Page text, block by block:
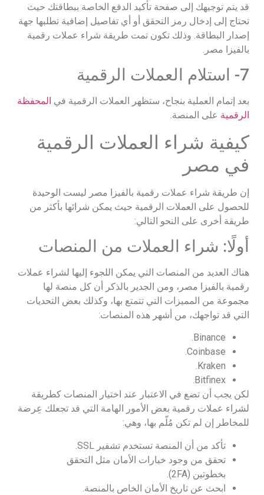
قد يتم توجيهك إلى صفحة تأكيد الدفع الخاصة ببطاقتك حيث
تحتاج إلى إدخال رمز التحقق أو أي تفاصيل إضافية تطلبها جهة
إصدار البطاقة. وذلك تكون تمت طريقة شراء عملات رقمية
بالفيزا مصر.
7- استلام العملات الرقمية
بعد إتمام العملية بنجاح، ستظهر العملات الرقمية في المحفظة
الرقمية على المنصة.
كيفية شراء العملات الرقمية
في مصر
إن طريقة شراء عملات رقمية بالفيزا مصر ليست الوحيدة
للحصول على العملات الرقمية حيث يمكن شرائها بأكثر من
طريقة أخرى على النحو التالي:
أولًا: شراء العملات من المنصات
هناك العديد من المنصات التي يمكن اللجوء إليها لشراء عملات
رقمية بالفيزا مصر، ومن الجدير بالذكر أن كل منصة لها
مجموعة من المميزات التي تتمتع بها، وكذلك بعض التحديات
التي قد تواجهك، من أشهر هذه المنصات:
Binance.
Coinbase.
Kraken.
Bitfinex.
لكن يجب أن تضع في الاعتبار عند اختيار المنصات كطريقة
لشراء عملات رقمية بعض الأمور الهامة التي قد تجعلك عِرضة
للمخاطر إن لم تكن مُلّم بها، وهي:
تأكد من أن المنصة تستخدم تشفير SSL.
تحقق من وجود خيارات الأمان مثل التحقق
بخطوتين (2FA).
ابحث عن تاريخ الأمان الخاص بالمنصة.